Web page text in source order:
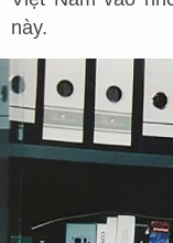
này.